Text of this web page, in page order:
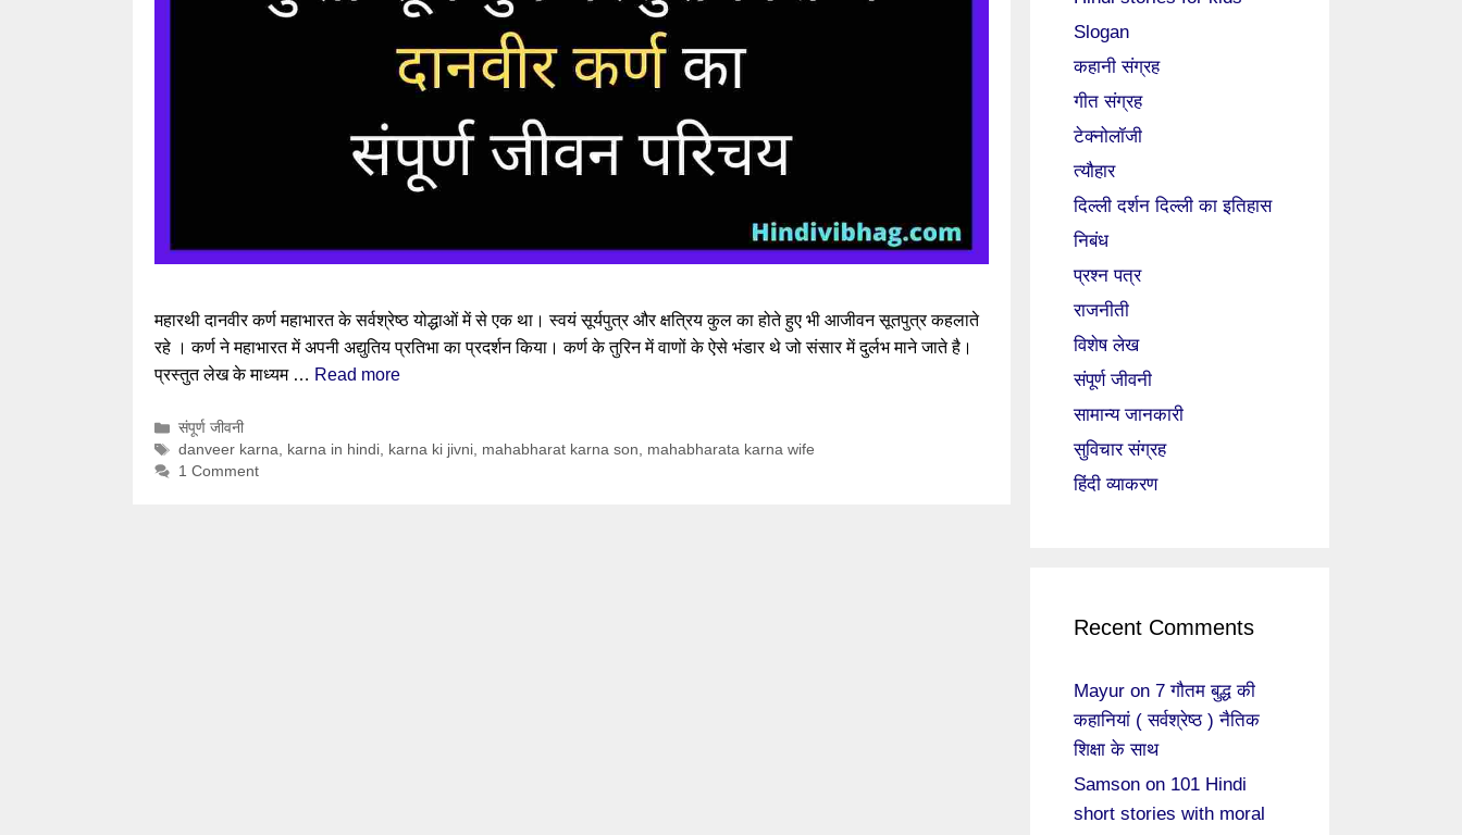
महारथी दानवीर कर्ण महाभारत के सर्वश्रेष्ठ योद्धाओं में से एक था। स्वयं सूर्यपुत्र और क्षत्रिय कुल का होते हुए भी आजीवन सूतपुत्र कहलाते
रहे । कर्ण ने महाभारत में अपनी अद्युतिय प्रतिभा का प्रदर्शन किया। कर्ण के तुरिन में वाणों के ऐसे भंडार थे जो संसार में दुर्लभ माने जाते है।
प्रस्तुत लेख के माध्यम … Read more
Categories
संपूर्ण जीवनी
Tags
danveer karna, karna in hindi, karna ki jivni, mahabharat karna son, mahabharata karna wife
1 Comment
Slogan
कहानी संग्रह
गीत संग्रह
टेक्नोलॉजी
त्यौहार
दिल्ली दर्शन दिल्ली का इतिहास
निबंध
प्रश्न पत्र
राजनीती
विशेष लेख
संपूर्ण जीवनी
सामान्य जानकारी
सुविचार संग्रह
हिंदी व्याकरण
Recent Comments
Mayur on 7 गौतम बुद्ध की
कहानियां ( सर्वश्रेष्ठ ) नैतिक
शिक्षा के साथ
Samson on 101 Hindi
short stories with moral